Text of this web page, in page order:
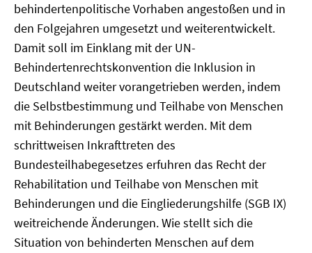
behindertenpolitische Vorhaben angestoßen und in
den Folgejahren umgesetzt und weiterentwickelt.
Damit soll im Einklang mit der UN-
Behindertenrechtskonvention die Inklusion in
Deutschland weiter vorangetrieben werden, indem
die Selbstbestimmung und Teilhabe von Menschen
mit Behinderungen gestärkt werden. Mit dem
schrittweisen Inkrafttreten des
Bundesteilhabegesetzes erfuhren das Recht der
Rehabilitation und Teilhabe von Menschen mit
Behinderungen und die Eingliederungshilfe (SGB IX)
weitreichende Änderungen. Wie stellt sich die
Situation von behinderten Menschen auf dem